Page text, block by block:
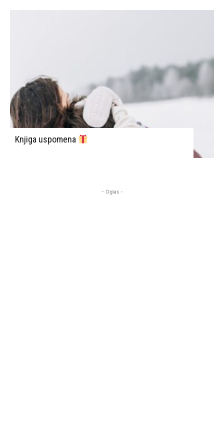
Knjiga uspomena
- Oglas -